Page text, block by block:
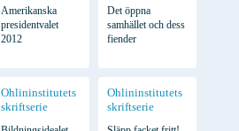
Amerikanska
presidentvalet
2012
Det öppna
samhället och dess
fiender
Ohlininstitutets
skriftserie
Ohlininstitutets
skriftserie